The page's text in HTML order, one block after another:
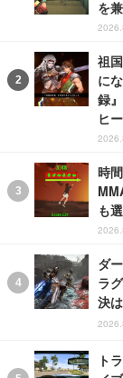
を
祖
に
録
ヒ
時
も
ダ
ラ
決
ト